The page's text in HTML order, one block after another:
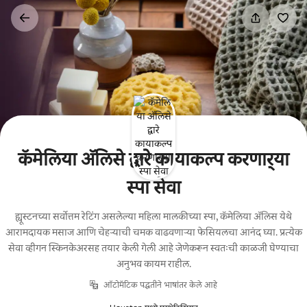
कंटेंटवर
कॅमेलिया ॲलिसे द्वारे कायाकल्प करणार्‍या
स्पा सेवा
ह्यूस्टनच्या सर्वोत्तम रेटिंग असलेल्या महिला मालकीच्या स्पा, कॅमेलिया ॲलिस येथे
आरामदायक मसाज आणि चेहऱ्याची चमक वाढवणाऱ्या फेसियलचा आनंद घ्या. प्रत्येक
सेवा व्हीगन स्किनकेअरसह तयार केली गेली आहे जेणेकरून स्वतःची काळजी घेण्याचा
अनुभव कायम राहील.
ऑटोमॅटिक पद्धतीने भाषांतर केले आहे